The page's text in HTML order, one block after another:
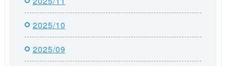
2025/10
2025/09